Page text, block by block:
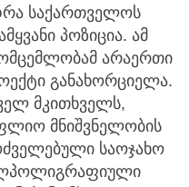
საქართველოს
პოზიცია. ამ
არაერთი
განახორციელა.
მკითხველს,
მნიშვნელობის
საოჯახო